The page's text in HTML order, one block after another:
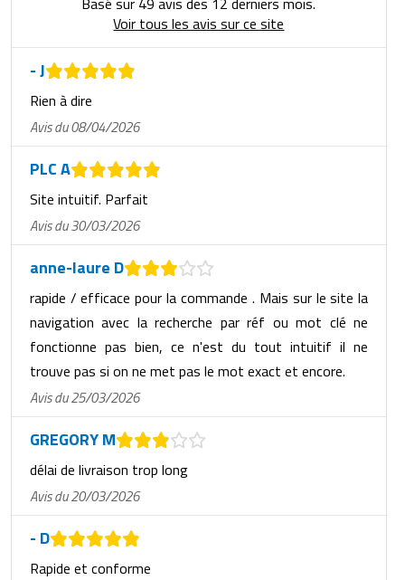
Voir tous les avis sur ce site
- J
Rien à dire
Avis du 08/04/2026
PLC A
Site intuitif. Parfait
Avis du 30/03/2026
anne-laure D
rapide / efficace pour la commande . Mais sur le site la
navigation avec la recherche par réf ou mot clé ne
fonctionne pas bien, ce n'est du tout intuitif il ne
trouve pas si on ne met pas le mot exact et encore.
Avis du 25/03/2026
GREGORY M
délai de livraison trop long
Avis du 20/03/2026
- D
Rapide et conforme